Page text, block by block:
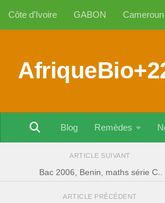
Au dessous du contenu
Côte d’Ivoire GABON Cameroun
Blog Remèdes
ARTICLE SUIVANT
Bac 2006, Benin, maths série C..
ARTICLE PRÉCÉDENT